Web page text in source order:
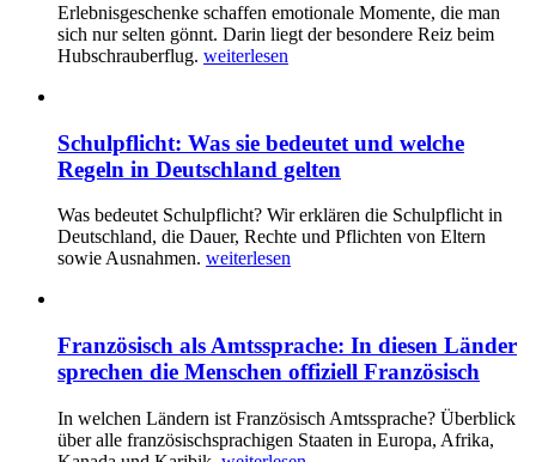
Erlebnisgeschenke schaffen emotionale Momente, die man
sich nur selten gönnt. Darin liegt der besondere Reiz beim
Hubschrauberflug. weiterlesen
Schulpflicht: Was sie bedeutet und welche
Regeln in Deutschland gelten
Was bedeutet Schulpflicht? Wir erklären die Schulpflicht in
Deutschland, die Dauer, Rechte und Pflichten von Eltern
sowie Ausnahmen. weiterlesen
Französisch als Amtssprache: In diesen Länder
sprechen die Menschen offiziell Französisch
In welchen Ländern ist Französisch Amtssprache? Überblick
über alle französischsprachigen Staaten in Europa, Afrika,